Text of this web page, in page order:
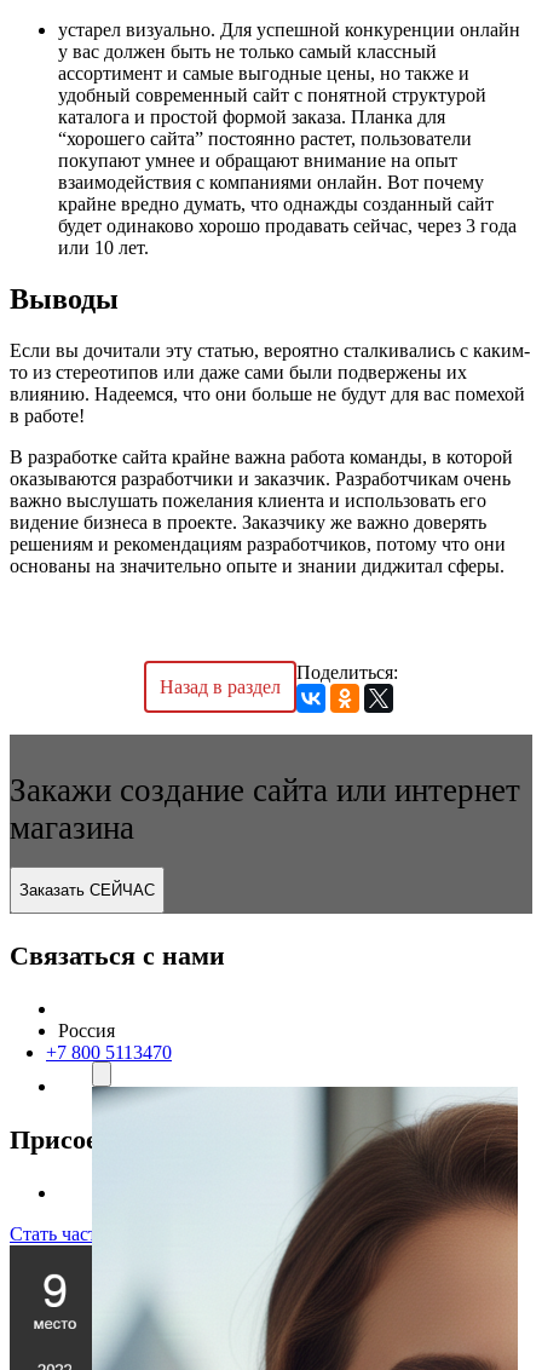
устарел визуально. Для успешной конкуренции онлайн
у вас должен быть не только самый классный
ассортимент и самые выгодные цены, но также и
удобный современный сайт с понятной структурой
каталога и простой формой заказа. Планка для
“хорошего сайта” постоянно растет, пользователи
покупают умнее и обращают внимание на опыт
взаимодействия с компаниями онлайн. Вот почему
крайне вредно думать, что однажды созданный сайт
будет одинаково хорошо продавать сейчас, через 3 года
или 10 лет.
Выводы
Если вы дочитали эту статью, вероятно сталкивались с каким-
то из стереотипов или даже сами были подвержены их
влиянию. Надеемся, что они больше не будут для вас помехой
в работе!
В разработке сайта крайне важна работа команды, в которой
оказываются разработчики и заказчик. Разработчикам очень
важно выслушать пожелания клиента и использовать его
видение бизнеса в проекте. Заказчику же важно доверять
решениям и рекомендациям разработчиков, потому что они
основаны на значительно опыте и знании диджитал сферы.
Назад в раздел
Поделиться:
Закажи создание сайта или интернет
магазина
Заказать СЕЙЧАС
Связаться с нами
Россия
+7 800 5113470
Присоединяйтесь к нам
Стать частью команды!